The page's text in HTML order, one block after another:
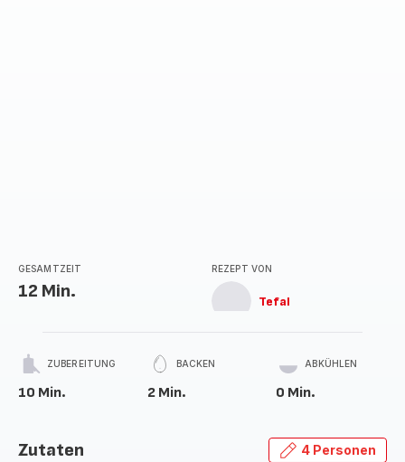
GESAMTZEIT
12 Min.
REZEPT VON
Tefal
ZUBEREITUNG
10 Min.
BACKEN
2 Min.
ABKÜHLEN
0 Min.
Zutaten 4 Personen